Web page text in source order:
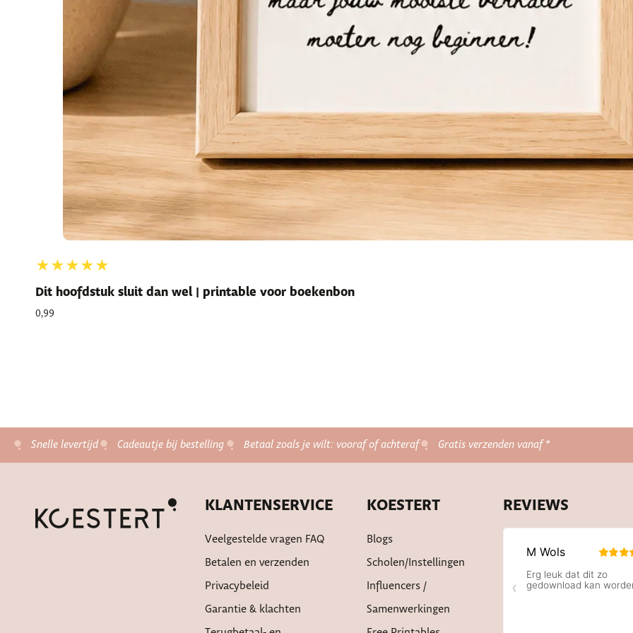
★★★★★
Dit hoofdstuk sluit dan wel | printable voor boekenbon
0,99
Snelle levertijd Cadeautje bij bestelling Betaal zoals je wilt: vooraf of achteraf Gratis verzenden vanaf *
KLANTENSERVICE
Veelgestelde vragen FAQ
Betalen en verzenden
Privacybeleid
Garantie & klachten
KOESTERT
Blogs
Scholen/instellingen
Influencers /
Samenwerkingen
REVIEWS